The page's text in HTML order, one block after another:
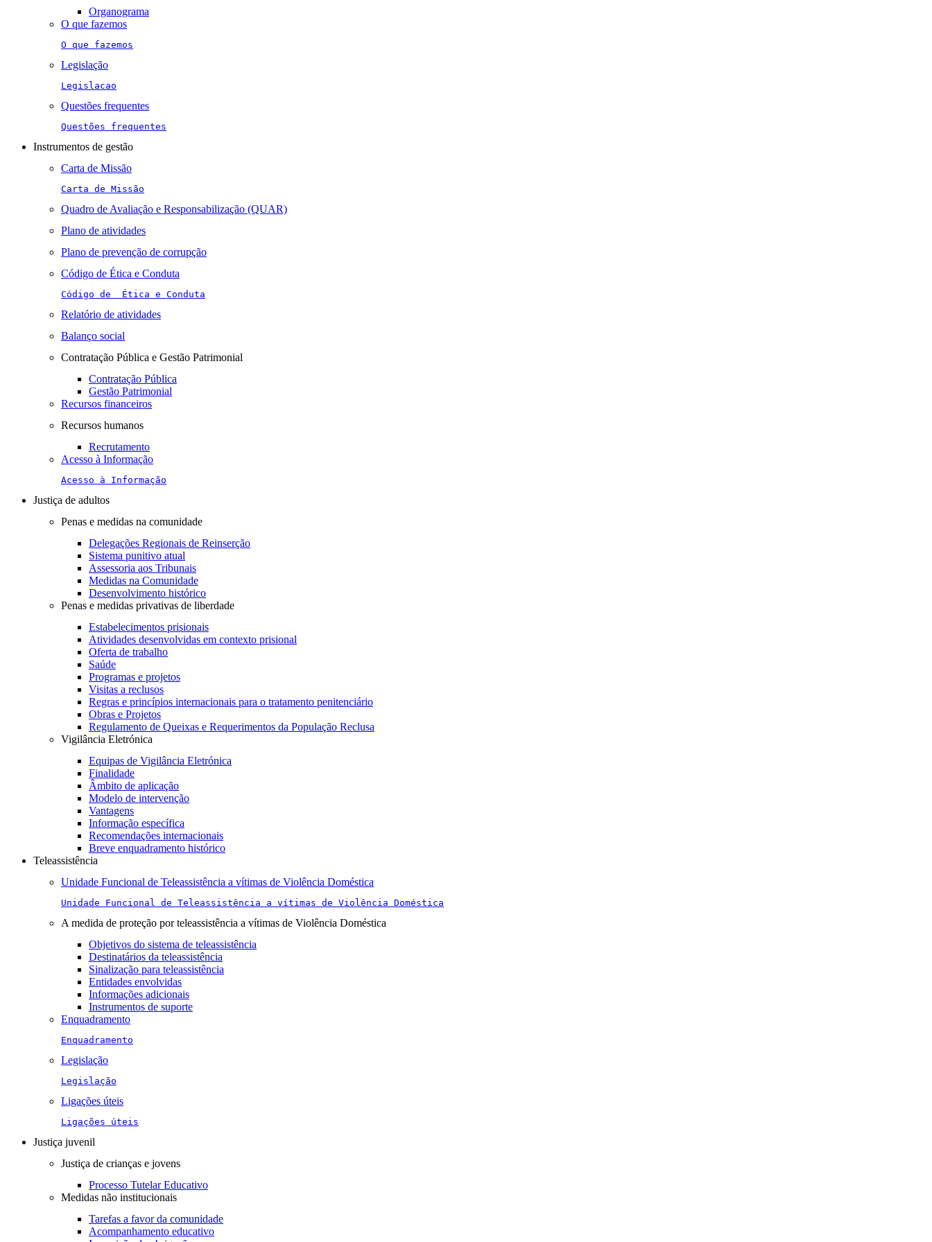
Organograma
O que fazemos
O que fazemos
Legislação
Legislacao
Questões frequentes
Questões frequentes
Instrumentos de gestão
Carta de Missão
Carta de Missão
Quadro de Avaliação e Responsabilização (QUAR)
Plano de atividades
Plano de prevenção de corrupção
Código de Ética e Conduta
Código de  Ética e Conduta
Relatório de atividades
Balanço social
Contratação Pública e Gestão Patrimonial
Contratação Pública
Gestão Patrimonial
Recursos financeiros
Recursos humanos
Recrutamento
Acesso à Informação
Acesso à Informação
Justiça de adultos
Penas e medidas na comunidade
Delegações Regionais de Reinserção
Sistema punitivo atual
Assessoria aos Tribunais
Medidas na Comunidade
Desenvolvimento histórico
Penas e medidas privativas de liberdade
Estabelecimentos prisionais
Atividades desenvolvidas em contexto prisional
Oferta de trabalho
Saúde
Programas e projetos
Visitas a reclusos
Regras e princípios internacionais para o tratamento penitenciário
Obras e Projetos
Regulamento de Queixas e Requerimentos da População Reclusa
Vigilância Eletrónica
Equipas de Vigilância Eletrónica
Finalidade
Âmbito de aplicação
Modelo de intervenção
Vantagens
Informação específica
Recomendações internacionais
Breve enquadramento histórico
Teleassistência
Unidade Funcional de Teleassistência a vítimas de Violência Doméstica
Unidade Funcional de Teleassistência a vítimas de Violência Doméstica
A medida de proteção por teleassistência a vítimas de Violência Doméstica
Objetivos do sistema de teleassistência
Destinatários da teleassistência
Sinalização para teleassistência
Entidades envolvidas
Informações adicionais
Instrumentos de suporte
Enquadramento
Enquadramento
Legislação
Legislação
Ligações úteis
Ligações úteis
Justiça juvenil
Justiça de crianças e jovens
Processo Tutelar Educativo
Medidas não institucionais
Tarefas a favor da comunidade
Acompanhamento educativo